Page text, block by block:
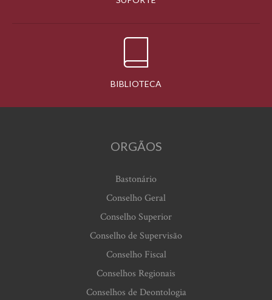
BIBLIOTECA
ORGÃOS
Bastonário
Conselho Geral
Conselho Superior
Conselho de Supervisão
Conselho Fiscal
Conselhos Regionais
Conselhos de Deontologia